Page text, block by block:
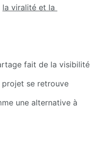
la viralité et la
fait de la visibilité
se retrouve
une alternative à